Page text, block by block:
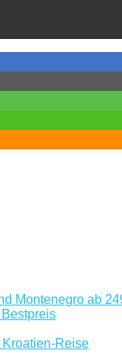
Montenegro ab
Reise